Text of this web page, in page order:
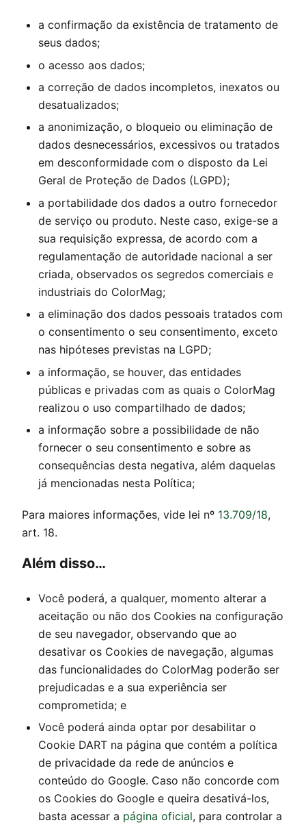
a confirmação da existência de tratamento de
seus dados;
o acesso aos dados;
a correção de dados incompletos, inexatos ou
desatualizados;
a anonimização, o bloqueio ou eliminação de
dados desnecessários, excessivos ou tratados
em desconformidade com o disposto da Lei
Geral de Proteção de Dados (LGPD);
a portabilidade dos dados a outro fornecedor
de serviço ou produto. Neste caso, exige-se a
sua requisição expressa, de acordo com a
regulamentação de autoridade nacional a ser
criada, observados os segredos comerciais e
industriais do ColorMag;
a eliminação dos dados pessoais tratados com
o consentimento o seu consentimento, exceto
nas hipóteses previstas na LGPD;
a informação, se houver, das entidades
públicas e privadas com as quais o ColorMag
realizou o uso compartilhado de dados;
a informação sobre a possibilidade de não
fornecer o seu consentimento e sobre as
consequências desta negativa, além daquelas
já mencionadas nesta Política;
Para maiores informações, vide lei nº 13.709/18,
art. 18.
Além disso…
Você poderá, a qualquer, momento alterar a
aceitação ou não dos Cookies na configuração
de seu navegador, observando que ao
desativar os Cookies de navegação, algumas
das funcionalidades do ColorMag poderão ser
prejudicadas e a sua experiência ser
comprometida; e
Você poderá ainda optar por desabilitar o
Cookie DART na página que contém a política
de privacidade da rede de anúncios e
conteúdo do Google. Caso não concorde com
os Cookies do Google e queira desativá-los,
basta acessar a página oficial, para controlar a